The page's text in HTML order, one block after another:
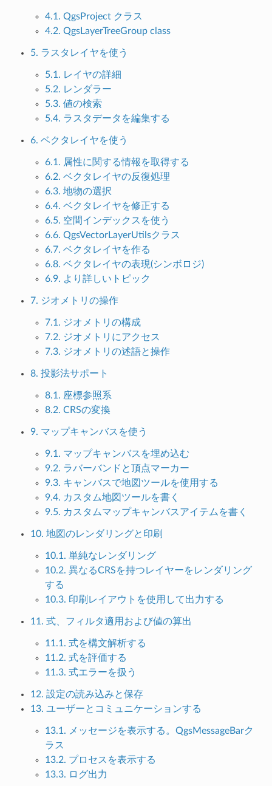
4.1. QgsProject クラス
4.2. QgsLayerTreeGroup class
5. ラスタレイヤを使う
5.1. レイヤの詳細
5.2. レンダラー
5.3. 値の検索
5.4. ラスタデータを編集する
6. ベクタレイヤを使う
6.1. 属性に関する情報を取得する
6.2. ベクタレイヤの反復処理
6.3. 地物の選択
6.4. ベクタレイヤを修正する
6.5. 空間インデックスを使う
6.6. QgsVectorLayerUtilsクラス
6.7. ベクタレイヤを作る
6.8. ベクタレイヤの表現(シンボロジ)
6.9. より詳しいトピック
7. ジオメトリの操作
7.1. ジオメトリの構成
7.2. ジオメトリにアクセス
7.3. ジオメトリの述語と操作
8. 投影法サポート
8.1. 座標参照系
8.2. CRSの変換
9. マップキャンバスを使う
9.1. マップキャンバスを埋め込む
9.2. ラバーバンドと頂点マーカー
9.3. キャンバスで地図ツールを使用する
9.4. カスタム地図ツールを書く
9.5. カスタムマップキャンバスアイテムを書く
10. 地図のレンダリングと印刷
10.1. 単純なレンダリング
10.2. 異なるCRSを持つレイヤーをレンダリング
する
10.3. 印刷レイアウトを使用して出力する
11. 式、フィルタ適用および値の算出
11.1. 式を構文解析する
11.2. 式を評価する
11.3. 式エラーを扱う
12. 設定の読み込みと保存
13. ユーザーとコミュニケーションする
13.1. メッセージを表示する。QgsMessageBarク
ラス
13.2. プロセスを表示する
13.3. ログ出力